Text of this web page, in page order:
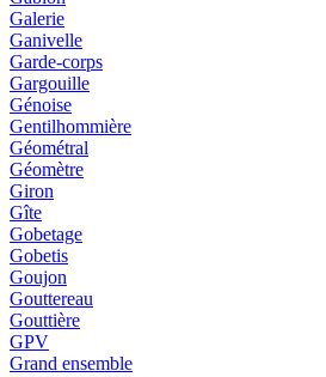
Galerie
Ganivelle
Garde-corps
Gargouille
Génoise
Gentilhommière
Géométral
Géomètre
Giron
Gîte
Gobetage
Gobetis
Goujon
Gouttereau
Gouttière
GPV
Grand ensemble